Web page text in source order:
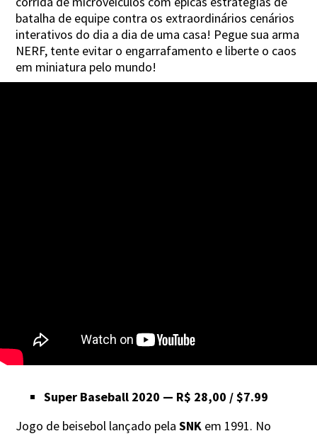
batalha de equipe contra os extraordinários cenários
interativos do dia a dia de uma casa! Pegue sua arma
NERF, tente evitar o engarrafamento e liberte o caos
em miniatura pelo mundo!
Super Baseball 2020 — R$ 28,00 / $7.99
Jogo de beisebol lançado pela SNK em 1991. No